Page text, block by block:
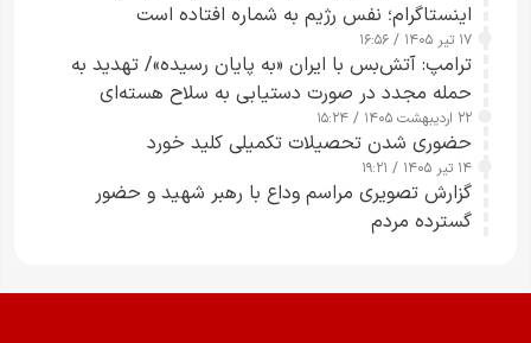
اینستاگرام؛ نفس رژیم به شماره افتاده است​
۱۷ تیر ۱۴۰۵ / ۱۶:۵۶
ترامپ: آتش‌بس با ایران «به پایان رسیده»/ تهدید به
حمله مجدد در صورت دستیابی به سلاح هسته‌ای
۲۲ اردیبهشت ۱۴۰۵ / ۱۵:۲۴
حضوری شدن تحصیلات تکمیلی کلید خورد
۱۴ تیر ۱۴۰۵ / ۱۹:۲۱
گزارش تصویری مراسم وداع با رهبر شهید و حضور
گسترده مردم